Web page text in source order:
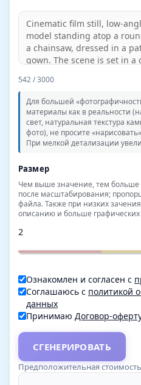
542/ 3000
Для большей
материалы как в реальности
свет, натуральная текстура
фото), не просите
При мелкой детализации
Размер
Чем выше значение, тем
после масштабирования;
файла. Также при низких
описанию и больше графических
2
Ознакомлен и согласен с
Соглашаюсь с политикой
данных
Принимаю Договор-
СГЕНЕРИРОВАТЬ
Предположительная стоимость